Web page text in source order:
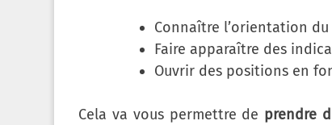
Connaître l’orientation du
Faire apparaître des
Ouvrir des positions en
Cela va vous permettre de prendre